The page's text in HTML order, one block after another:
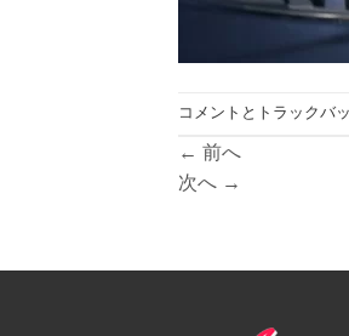
コメントとトラックバ
← 前へ
次へ →